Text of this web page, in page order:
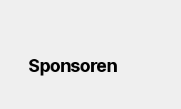
Sponsoren